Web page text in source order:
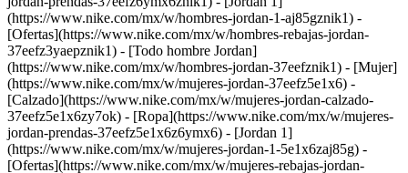
(https://www.nike.com/mx/w/hombres-jordan-1-aj85gznik1) -
[Ofertas](https://www.nike.com/mx/w/hombres-rebajas-jordan-
37eefz3yaepznik1) - [Todo hombre Jordan]
(https://www.nike.com/mx/w/hombres-jordan-37eefznik1) - [Mujer]
(https://www.nike.com/mx/w/mujeres-jordan-37eefz5e1x6) -
[Calzado](https://www.nike.com/mx/w/mujeres-jordan-calzado-
37eefz5e1x6zy7ok) - [Ropa](https://www.nike.com/mx/w/mujeres-
jordan-prendas-37eefz5e1x6z6ymx6) - [Jordan 1]
(https://www.nike.com/mx/w/mujeres-jordan-1-5e1x6zaj85g) -
[Ofertas](https://www.nike.com/mx/w/mujeres-rebajas-jordan-